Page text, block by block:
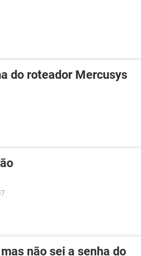
do roteador Mercusys
não sei a senha do